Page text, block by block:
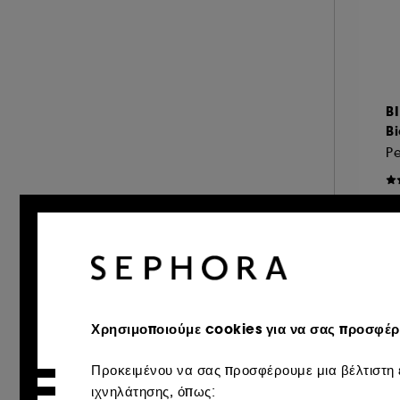
MEDICUBE (3)
OLEHENRIKSEN (5)
PAT McGRATH LABS (1)
PIXI (15)
&amp; περισσότερα (13)
&amp; περισσότερα (9)
&amp; περισσότερα (3)
&amp; περισσότερα (2)
Χρησιμοποιούμε cookies για να σας
Προκειμένου να σας προσφέρουμε μια
ιχνηλάτησης, όπως: